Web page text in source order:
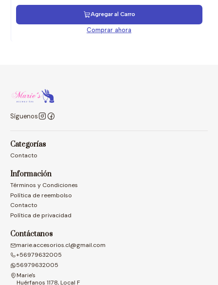
Agregar al Carro
Comprar ahora
Síguenos
Categorías
Contacto
Información
Términos y Condiciones
Política de reembolso
Contacto
Política de privacidad
Contáctanos
marie.accesorios.cl@gmail.com
+56979632005
56979632005
Marie's
Huérfanos 1178, Local F